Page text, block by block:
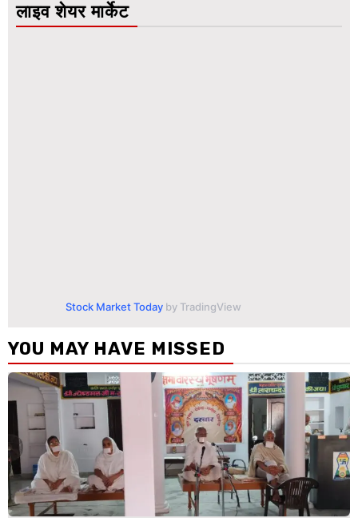
लाइव शेयर मार्केट
Stock Market Today by TradingView
YOU MAY HAVE MISSED